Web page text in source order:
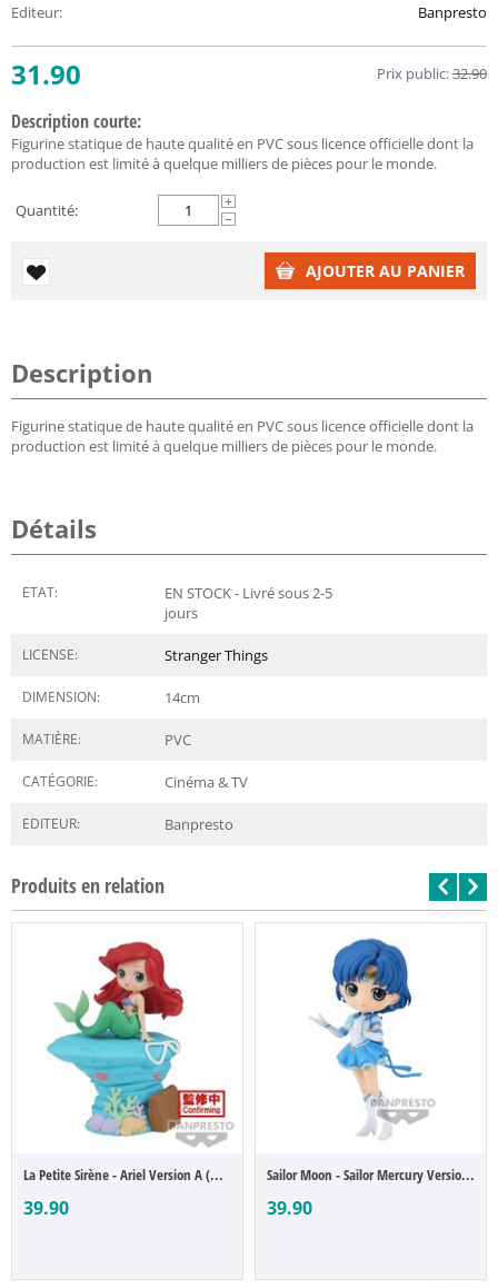
Editeur: Banpresto
31.90 Prix public:32.90
Description courte:
Figurine statique de haute qualité en PVC sous licence officielle dont la
production est limité à quelque milliers de pièces pour le monde.
Quantité:
+
−
AJOUTER AU PANIER
Description
Figurine statique de haute qualité en PVC sous licence officielle dont la
production est limité à quelque milliers de pièces pour le monde.
Détails
ETAT:
EN STOCK - Livré sous 2-5
jours
LICENSE: Stranger Things
DIMENSION: 14cm
MATIÈRE: PVC
CATÉGORIE: Cinéma & TV
EDITEUR: Banpresto
Produits en relation
La Petite Sirène - Ariel Version A (Q Pos...
39.90
Sailor Moon - Sailor Mercury Version A (Q...
39.90